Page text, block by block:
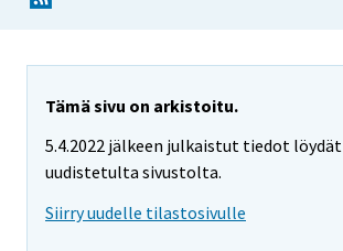
Tämä sivu on arkistoitu.
5.4.2022 jälkeen julkaistut tiedot löydät
uudistetulta sivustolta.
Siirry uudelle tilastosivulle